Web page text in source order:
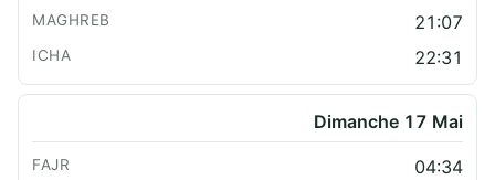
21:07
22:31
Dimanche 17 Mai
04:34